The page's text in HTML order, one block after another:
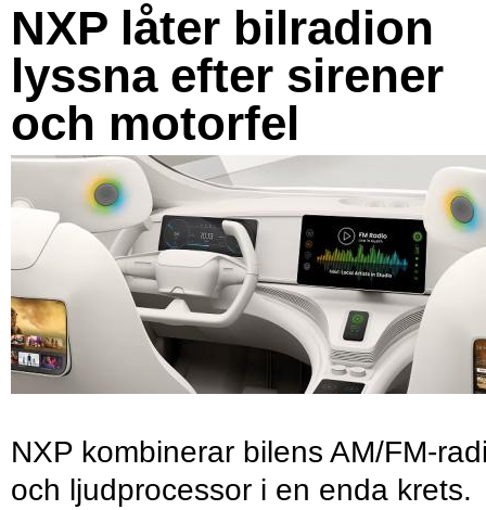
NXP låter bilradion
lyssna efter sirener
och motorfel
NXP kombinerar bilens AM/FM-
och ljudprocessor i en enda krets.